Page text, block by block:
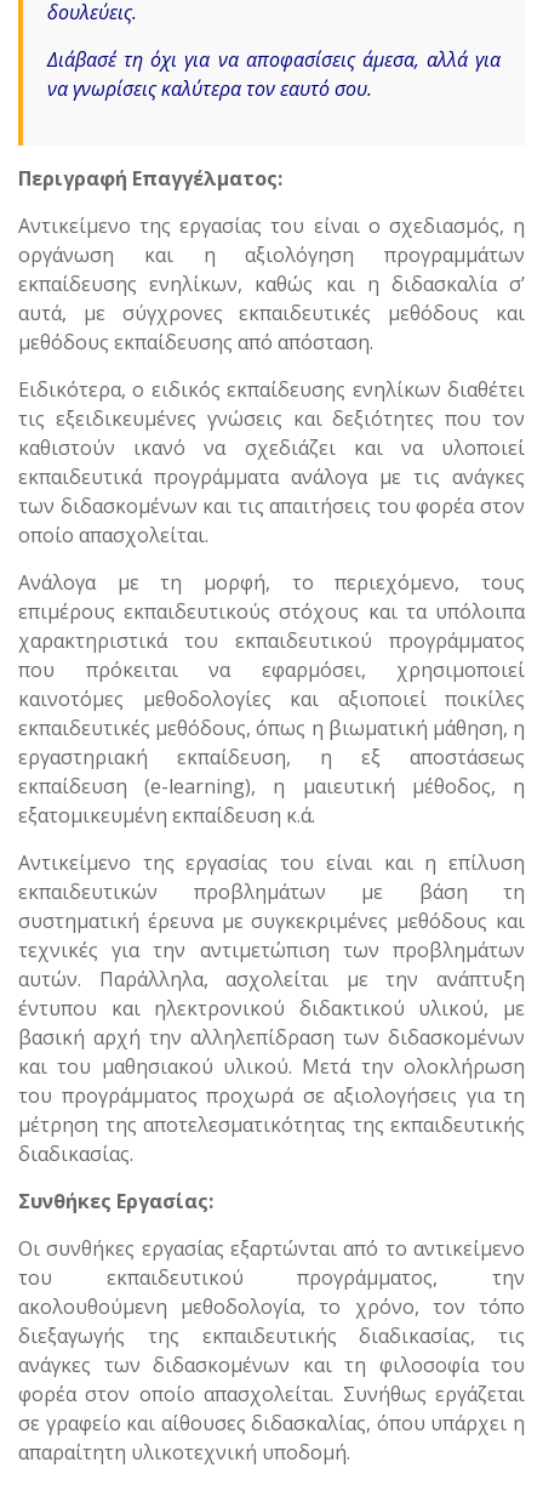
δουλεύεις.
Διάβασέ τη όχι για να αποφασίσεις άμεσα, αλλά για
να γνωρίσεις καλύτερα τον εαυτό σου.
Περιγραφή Επαγγέλματος:
Αντικείμενο της εργασίας του είναι ο σχεδιασμός, η
οργάνωση και η αξιολόγηση προγραμμάτων
εκπαίδευσης ενηλίκων, καθώς και η διδασκαλία σ’
αυτά, με σύγχρονες εκπαιδευτικές μεθόδους και
μεθόδους εκπαίδευσης από απόσταση.
Ειδικότερα, ο ειδικός εκπαίδευσης ενηλίκων διαθέτει
τις εξειδικευμένες γνώσεις και δεξιότητες που τον
καθιστούν ικανό να σχεδιάζει και να υλοποιεί
εκπαιδευτικά προγράμματα ανάλογα με τις ανάγκες
των διδασκομένων και τις απαιτήσεις του φορέα στον
οποίο απασχολείται.
Ανάλογα με τη μορφή, το περιεχόμενο, τους
επιμέρους εκπαιδευτικούς στόχους και τα υπόλοιπα
χαρακτηριστικά του εκπαιδευτικού προγράμματος
που πρόκειται να εφαρμόσει, χρησιμοποιεί
καινοτόμες μεθοδολογίες και αξιοποιεί ποικίλες
εκπαιδευτικές μεθόδους, όπως η βιωματική μάθηση, η
εργαστηριακή εκπαίδευση, η εξ αποστάσεως
εκπαίδευση (e-learning), η μαιευτική μέθοδος, η
εξατομικευμένη εκπαίδευση κ.ά.
Αντικείμενο της εργασίας του είναι και η επίλυση
εκπαιδευτικών προβλημάτων με βάση τη
συστηματική έρευνα με συγκεκριμένες μεθόδους και
τεχνικές για την αντιμετώπιση των προβλημάτων
αυτών. Παράλληλα, ασχολείται με την ανάπτυξη
έντυπου και ηλεκτρονικού διδακτικού υλικού, με
βασική αρχή την αλληλεπίδραση των διδασκομένων
και του μαθησιακού υλικού. Μετά την ολοκλήρωση
του προγράμματος προχωρά σε αξιολογήσεις για τη
μέτρηση της αποτελεσματικότητας της εκπαιδευτικής
διαδικασίας.
Συνθήκες Εργασίας:
Οι συνθήκες εργασίας εξαρτώνται από το αντικείμενο
του εκπαιδευτικού προγράμματος, την
ακολουθούμενη μεθοδολογία, το χρόνο, τον τόπο
διεξαγωγής της εκπαιδευτικής διαδικασίας, τις
ανάγκες των διδασκομένων και τη φιλοσοφία του
φορέα στον οποίο απασχολείται. Συνήθως εργάζεται
σε γραφείο και αίθουσες διδασκαλίας, όπου υπάρχει η
απαραίτητη υλικοτεχνική υποδομή.